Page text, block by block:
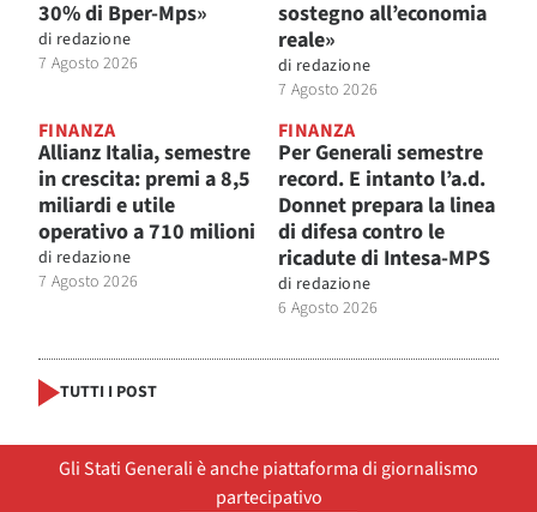
30% di Bper-Mps»
di redazione
7 Agosto 2026
sostegno all’economia
reale»
di redazione
7 Agosto 2026
FINANZA
Allianz Italia, semestre
in crescita: premi a 8,5
miliardi e utile
operativo a 710 milioni
di redazione
7 Agosto 2026
FINANZA
Per Generali semestre
record. E intanto l’a.d.
Donnet prepara la linea
di difesa contro le
ricadute di Intesa-MPS
di redazione
6 Agosto 2026
TUTTI I POST
Gli Stati Generali è anche piattaforma di giornalismo
partecipativo